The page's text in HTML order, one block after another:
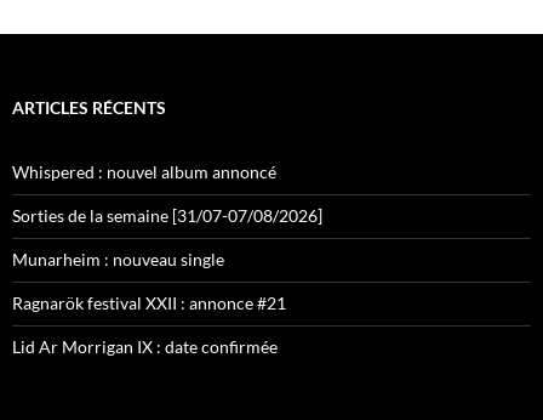
ARTICLES RÉCENTS
Whispered : nouvel album annoncé
Sorties de la semaine [31/07-07/08/2026]
Munarheim : nouveau single
Ragnarök festival XXII : annonce #21
Lid Ar Morrigan IX : date confirmée